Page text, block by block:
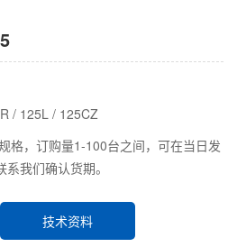
/ 125L / 125CZ
格，订购量1-100台之间，可在当日发
我们确认货期。
技术资料